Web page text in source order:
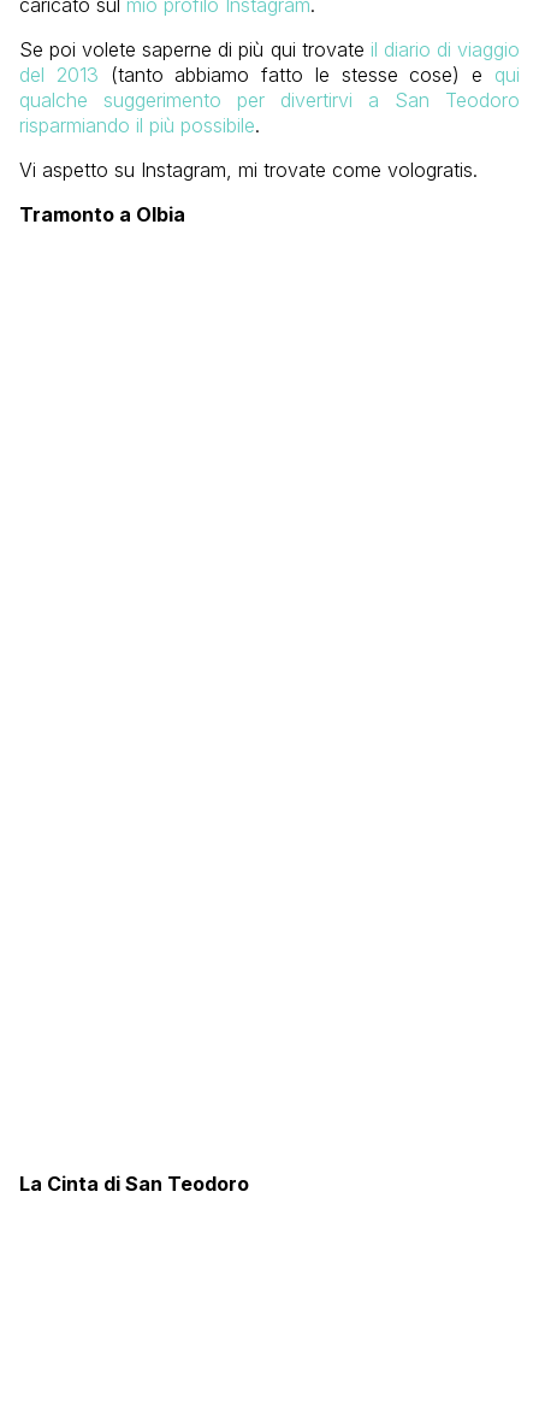
Se poi volete saperne di più qui trovate il diario di viaggio
del 2013 (tanto abbiamo fatto le stesse cose) e qui
qualche suggerimento per divertirvi a San Teodoro
risparmiando il più possibile.
Vi aspetto su Instagram, mi trovate come vologratis.
Tramonto a Olbia
La Cinta di San Teodoro